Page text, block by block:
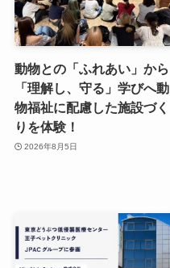
動物との「ふれあい」から
「理解し、守る」学びへ動
物福祉に配慮した施設づく
りを体験！
2026年8月5日